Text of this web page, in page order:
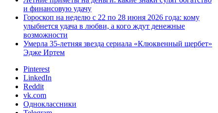
и финансовую удачу
Гороскоп на неделю с 22 по 28 июня 2026 года: кому
улыбнется удача в любви, а кого ждут денежные
возможности
Умерла 35-летняя звезда сериала «Клюквенный щербет»
Эдже Иртем
Pinterest
LinkedIn
Reddit
vk.com
Одноклассники